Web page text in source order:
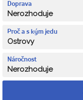
Doprava
Nerozhoduje
Proč a s kým jedu
Ostrovy
Náročnost
Nerozhoduje